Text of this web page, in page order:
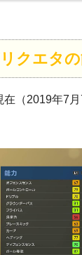
クエタ
（2019年7